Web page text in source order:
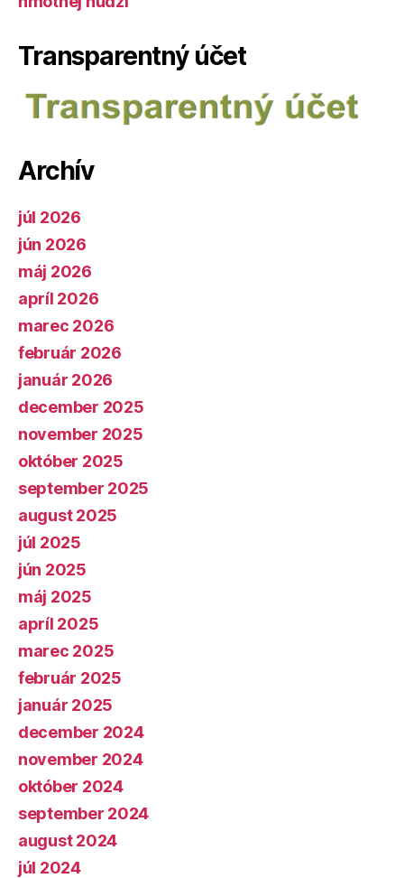
Transparentný účet
Archív
júl 2026
jún 2026
máj 2026
apríl 2026
marec 2026
február 2026
január 2026
december 2025
november 2025
október 2025
september 2025
august 2025
júl 2025
jún 2025
máj 2025
apríl 2025
marec 2025
február 2025
január 2025
december 2024
november 2024
október 2024
september 2024
august 2024
júl 2024